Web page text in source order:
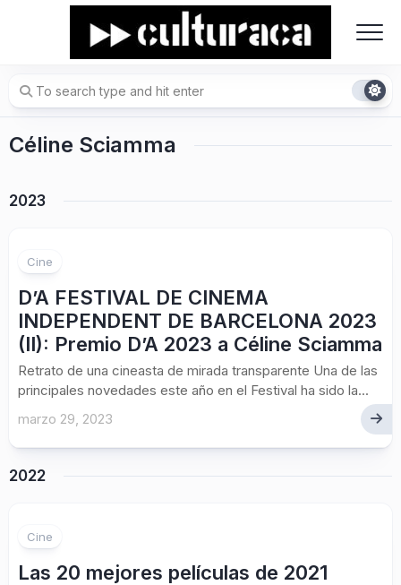
Céline Sciamma
2023
Cine
D’A FESTIVAL DE CINEMA
INDEPENDENT DE BARCELONA 2023
(II): Premio D’A 2023 a Céline Sciamma
Retrato de una cineasta de mirada transparente Una de las
principales novedades este año en el Festival ha sido la...
marzo 29, 2023
2022
Cine
Las 20 mejores películas de 2021